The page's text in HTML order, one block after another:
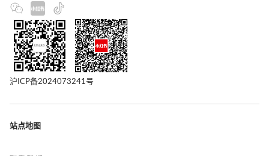
沪ICP备2024073241号
站点地图